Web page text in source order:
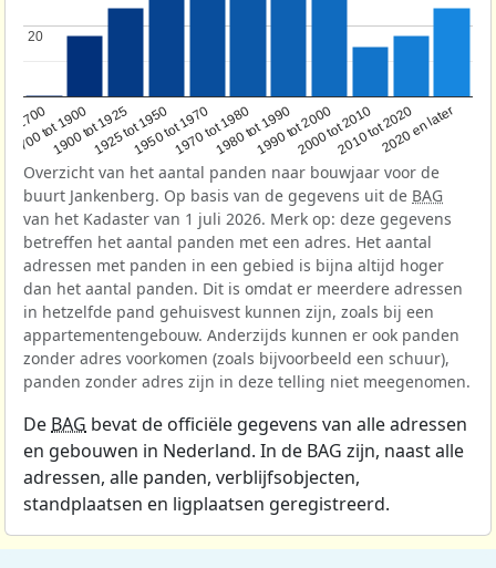
1700
1700 tot 1900
1900 tot 19251925 tot 19501950 tot 19701970 tot 19801980 tot 19901990 tot 20002000 tot 20102010 tot 20202020 en later
20
20
Overzicht van het aantal panden naar bouwjaar voor de
buurt Jankenberg. Op basis van de gegevens uit de BAG
van het Kadaster van 1 juli 2026. Merk op: deze gegevens
betreffen het aantal panden met een adres. Het aantal
adressen met panden in een gebied is bijna altijd hoger
dan het aantal panden. Dit is omdat er meerdere adressen
in hetzelfde pand gehuisvest kunnen zijn, zoals bij een
appartementengebouw. Anderzijds kunnen er ook panden
zonder adres voorkomen (zoals bijvoorbeeld een schuur),
panden zonder adres zijn in deze telling niet meegenomen.
DeBAG bevat de officiële gegevens van alle adressen
en gebouwen in Nederland. In de BAG zijn, naast alle
adressen, alle panden, verblijfsobjecten,
standplaatsen en ligplaatsen geregistreerd.